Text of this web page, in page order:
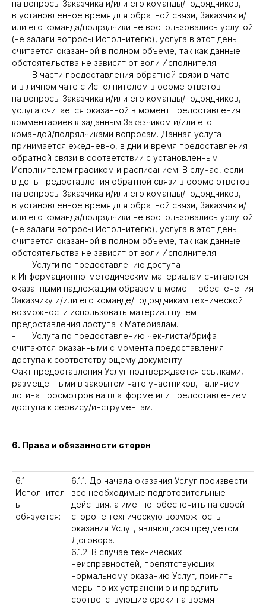
на вопросы Заказчика и/или его команды/подрядчиков,
в установленное время для обратной связи, Заказчик и/
или его команда/подрядчики не воспользовались услугой
(не задали вопросы Исполнителю), услуга в этот день
считается оказанной в полном объеме, так как данные
обстоятельства не зависят от воли Исполнителя.
- В части предоставления обратной связи в чате
и в личном чате с Исполнителем в форме ответов
на вопросы Заказчика и/или его команды/подрядчиков,
услуга считается оказанной в момент предоставления
комментариев к заданным Заказчиком и/или его
командой/подрядчиками вопросам. Данная услуга
принимается ежедневно, в дни и время предоставления
обратной связи в соответствии с установленным
Исполнителем графиком и расписанием. В случае, если
в день предоставления обратной связи в форме ответов
на вопросы Заказчика и/или его команды/подрядчиков,
в установленное время для обратной связи, Заказчик и/
или его команда/подрядчики не воспользовались услугой
(не задали вопросы Исполнителю), услуга в этот день
считается оказанной в полном объеме, так как данные
обстоятельства не зависят от воли Исполнителя.
- Услуги по предоставлению доступа
к Информационно-методическим материалам считаются
оказанными надлежащим образом в момент обеспечения
Заказчику и/или его команде/подрядчикам технической
возможности использовать материал путем
предоставления доступа к Материалам.
- Услуга по предоставлению чек-листа/брифа
считаются оказанными с момента предоставления
доступа к соответствующему документу.
Факт предоставления Услуг подтверждается ссылками,
размещенными в закрытом чате участников, наличием
логина просмотров на платформе или предоставлением
доступа к сервису/инструментам.
6. Права и обязанности сторон
6.1.
Исполнител
ь
обязуется:
6.1.1. До начала оказания Услуг произвести
все необходимые подготовительные
действия, а именно: обеспечить на своей
стороне техническую возможность
оказания Услуг, являющихся предметом
Договора.
6.1.2. В случае технических
неисправностей, препятствующих
нормальному оказанию Услуг, принять
меры по их устранению и продлить
соответствующие сроки на время